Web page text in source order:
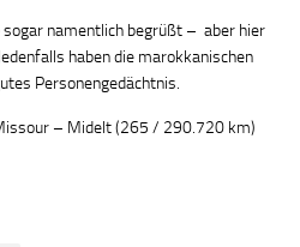
namentlich begrüßt – aber hier
haben die marokkanischen
Personengedächtnis.
– Midelt (265 / 290.720 km)